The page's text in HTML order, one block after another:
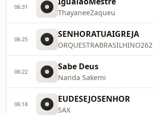
06:31
ThayaneeZaqueu
06:25 SENHORATUAIGREJA
ORQUESTRABRASILHINO262
06:22 Sabe Deus
Nanda Sakemi
06:18 EUDESEJOSENHOR
SAX